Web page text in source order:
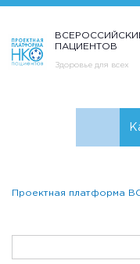
ПАЦИЕНТОВ
Здоровье для всех
Проектная платформа